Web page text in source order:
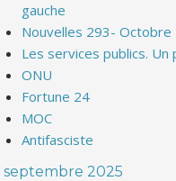
gauche
Nouvelles 293- Octobre
Les services publics.
ONU
Fortune 24
MOC
Antifasciste
septembre 2025